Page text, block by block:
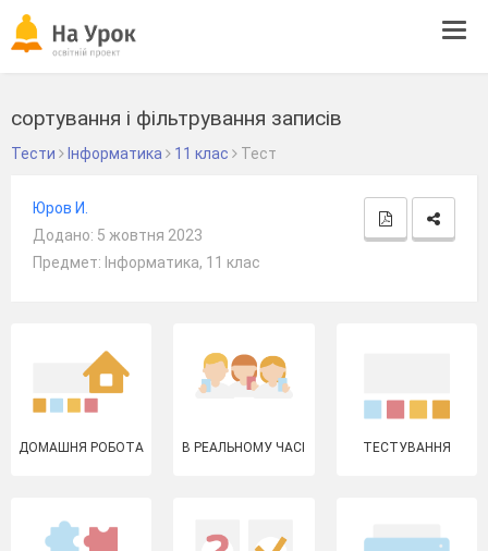
сортування і фільтрування записів
Тести Інформатика 11 клас Тест
Юров И.
Додано: 5 жовтня 2023
Предмет: Інформатика, 11 клас
ДОМАШНЯ РОБОТА В РЕАЛЬНОМУ ЧАСІ ТЕСТУВАННЯ